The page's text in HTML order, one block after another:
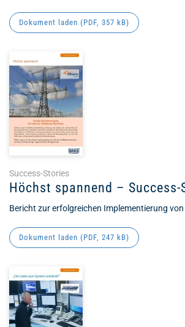
Dokument laden (PDF, 357 kB)
Success-Stories
Höchst spannend –
Bericht zur erfolgreichen Implementierung von
Dokument laden (PDF, 247 kB)